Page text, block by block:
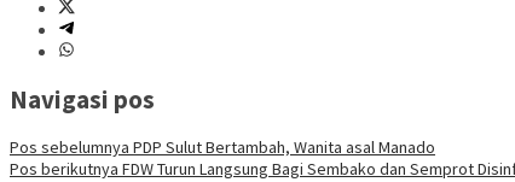
Navigasi pos
Pos sebelumnya PDP Sulut Bertambah, Wanita asal Manado
Pos berikutnya FDW Turun Langsung Bagi Sembako dan Semprot